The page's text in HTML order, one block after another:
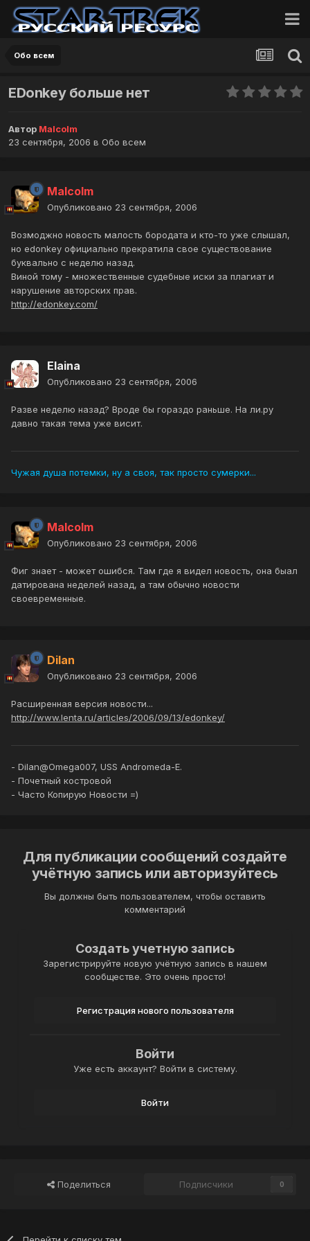
Обо всем
EDonkey больше нет
Автор Malcolm
23 сентября, 2006 в Обо всем
Malcolm
Опубликовано 23 сентября, 2006
Возмоджно новость малость бородата и кто-то уже слышал,
но edonkey официально прекратила свое существование
буквально с неделю назад.
Виной тому - множественные судебные иски за плагиат и
нарушение авторских прав.
http://edonkey.com/
Elaina
Опубликовано 23 сентября, 2006
Разве неделю назад? Вроде бы гораздо раньше. На ли.ру
давно такая тема уже висит.
Чужая душа потемки, ну а своя, так просто сумерки...
Malcolm
Опубликовано 23 сентября, 2006
Фиг знает - может ошибся. Там где я видел новость, она быал
датирована неделей назад, а там обычно новости
своевременные.
Dilan
Опубликовано 23 сентября, 2006
Расширенная версия новости...
http://www.lenta.ru/articles/2006/09/13/edonkey/
- Dilan@Omega007, USS Andromeda-E.
- Почетный костровой
- Часто Копирую Новости =)
Для публикации сообщений создайте
учётную запись или авторизуйтесь
Вы должны быть пользователем, чтобы оставить
комментарий
Создать учетную запись
Зарегистрируйте новую учётную запись в нашем
сообществе. Это очень просто!
Регистрация нового пользователя
Войти
Уже есть аккаунт? Войти в систему.
Войти
Поделиться Подписчики 0